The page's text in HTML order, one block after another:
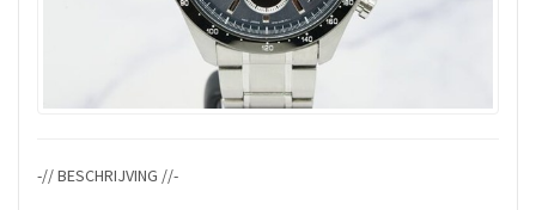
-// BESCHRIJVING //-